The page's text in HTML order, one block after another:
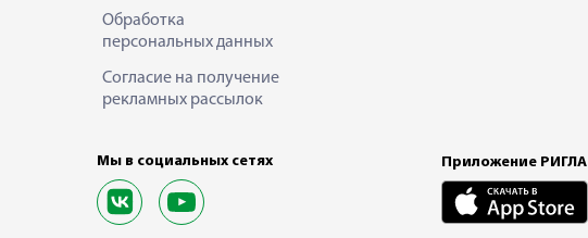
Обработка
персональных данных
Согласие на получение
рекламных рассылок
Мы в социальных сетях Приложение РИГЛА